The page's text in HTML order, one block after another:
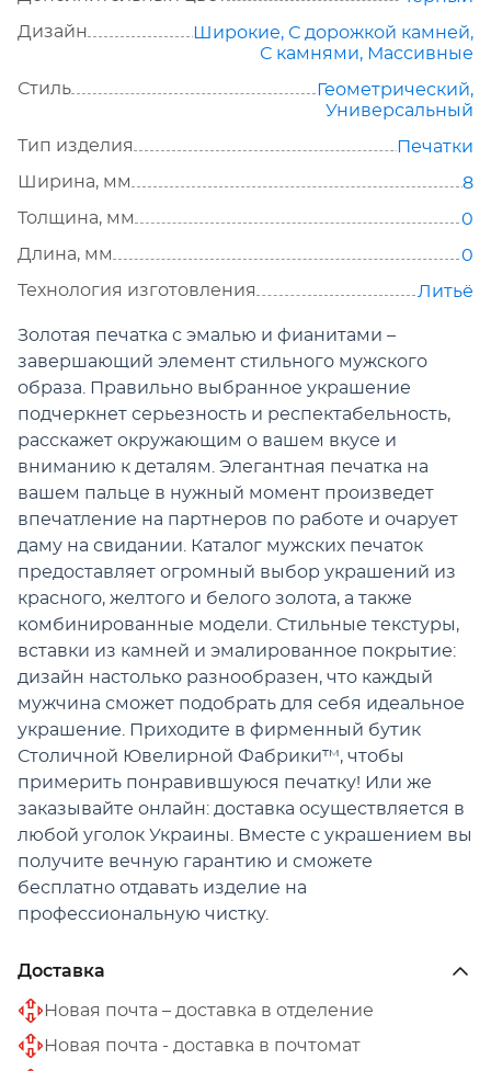
Дизайн
Широкие, С дорожкой камней,
С камнями, Массивные
Стиль
Геометрический,
Универсальный
Тип изделия
Печатки
Ширина, мм
8
Толщина, мм
0
Длина, мм
0
Технология изготовления
Литьё
Золотая печатка с эмалью и фианитами –
завершающий элемент стильного мужского
образа. Правильно выбранное украшение
подчеркнет серьезность и респектабельность,
расскажет окружающим о вашем вкусе и
вниманию к деталям. Элегантная печатка на
вашем пальце в нужный момент произведет
впечатление на партнеров по работе и очарует
даму на свидании. Каталог мужских печаток
предоставляет огромный выбор украшений из
красного, желтого и белого золота, а также
комбинированные модели. Стильные текстуры,
вставки из камней и эмалированное покрытие:
дизайн настолько разнообразен, что каждый
мужчина сможет подобрать для себя идеальное
украшение. Приходите в фирменный бутик
Столичной Ювелирной Фабрики™, чтобы
примерить понравившуюся печатку! Или же
заказывайте онлайн: доставка осуществляется в
любой уголок Украины. Вместе с украшением вы
получите вечную гарантию и сможете
бесплатно отдавать изделие на
профессиональную чистку.
Доставка
Новая почта – доставка в отделение
Новая почта - доставка в почтомат